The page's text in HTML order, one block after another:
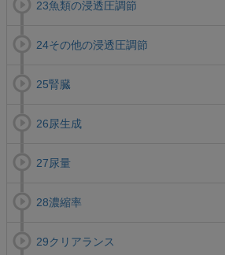
23魚類の浸透圧調節
24その他の浸透圧調節
25腎臓
26尿生成
27尿量
28濃縮率
29クリアランス